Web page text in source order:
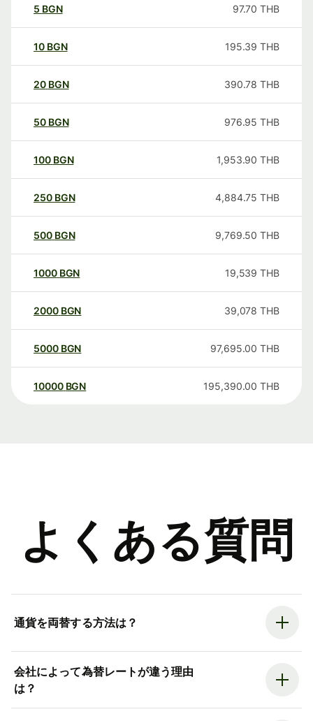
5 BGN 97.70 THB
10 BGN 195.39 THB
20 BGN 390.78 THB
50 BGN 976.95 THB
100 BGN 1,953.90 THB
250 BGN 4,884.75 THB
500 BGN 9,769.50 THB
1000 BGN 19,539 THB
2000 BGN 39,078 THB
5000 BGN 97,695.00 THB
10000 BGN 195,390.00 THB
よくある質問
通貨を両替する方法は？
会社によって為替レートが違う理由
は？